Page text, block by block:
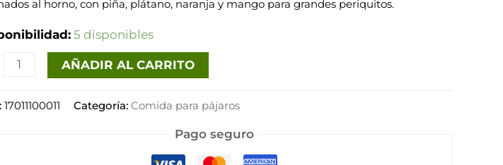
al horno, con piña, plátano, naranja y mango para grandes periquitos.
5 disponibles
AÑADIR AL CARRITO
17011100011 Categoría: Comida para pájaros
Pago seguro